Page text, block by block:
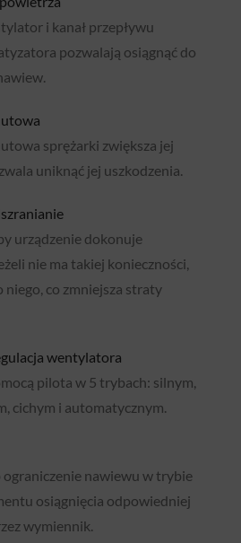
i kanał przepływu
pozwalają osiągnąć do
sprężarki zwiększa jej
uniknąć jej uszkodzenia.
urządzenie dokonuje
nie ma takiej konieczności,
niego, co zmniejsza straty
wentylatora
pilota w 5 trybach: silnym,
cichym i automatycznym.
nawiewu w trybie
osiągnięcia odpowiedniej
wymiennik.